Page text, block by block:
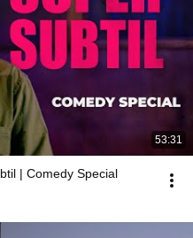
53:31
| Comedy Special